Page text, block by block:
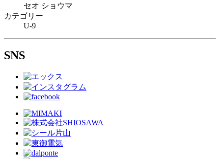
セオ ショウマ
カテゴリー
U-9
SNS